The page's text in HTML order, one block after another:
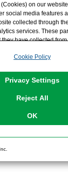
on our
social media features
collected through
services. These
have collected
Cookies, please
at any time via
Cookie Policy
Privacy Settings
Reject All
OK